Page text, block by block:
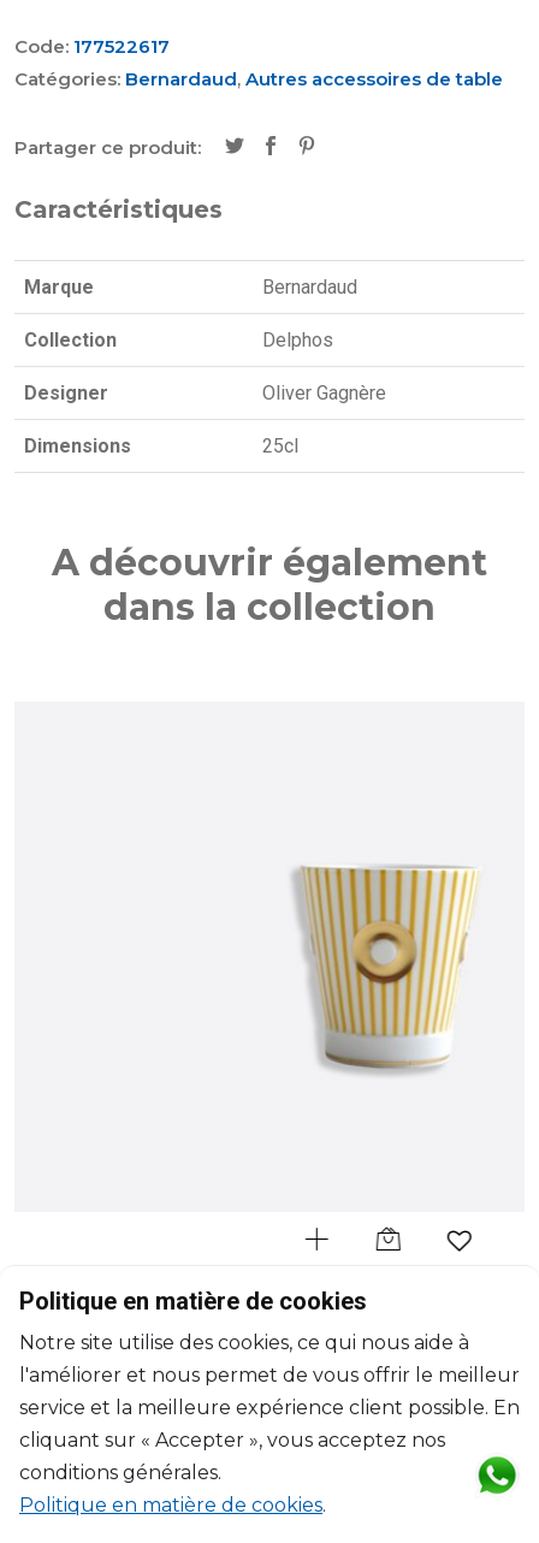
Code: 177522617
Catégories: Bernardaud, Autres accessoires de table
Partager ce produit:
Caractéristiques
Marque Bernardaud
Collection Delphos
Designer Oliver Gagnère
Dimensions 25cl
A découvrir également
dans la collection
BERNARDAUD
Gobelet jaune
25cl
$154
Politique en matière de cookies
Notre site utilise des cookies, ce qui nous aide à
l'améliorer et nous permet de vous offrir le meilleur
service et la meilleure expérience client possible. En
cliquant sur « Accepter », vous acceptez nos
conditions générales.
Politique en matière de cookies.